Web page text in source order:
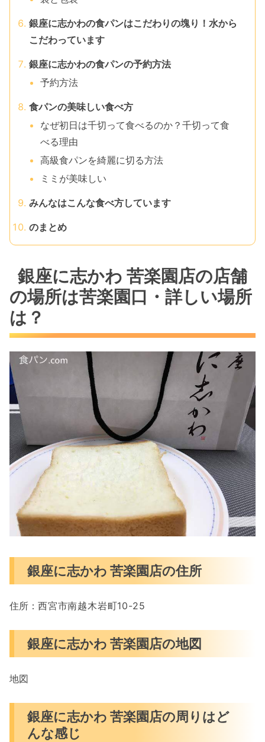
銀座に志かわの食パンはこだわりの塊り！水から
こだわっています
銀座に志かわの食パンの予約方法
予約方法
食パンの美味しい食べ方
なぜ初日は千切って食べるのか？千切って食
べる理由
高級食パンを綺麗に切る方法
ミミが美味しい
みんなはこんな食べ方しています
のまとめ
銀座に志かわ 苦楽園店の店舗
の場所は苦楽園口・詳しい場所
は？
銀座に志かわ 苦楽園店の住所
住所： 西宮市南越木岩町10-25
銀座に志かわ 苦楽園店の地図
地図
銀座に志かわ 苦楽園店の周りはど
んな感じ